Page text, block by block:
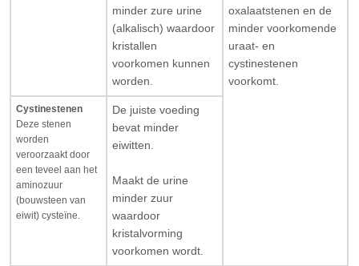
minder zure urine
(alkalisch) waardoor
kristallen
voorkomen kunnen
worden.
oxalaatstenen en de
minder voorkomende
uraat- en
cystinestenen
voorkomt.
Cystinestenen
Deze stenen
worden
veroorzaakt door
een teveel aan het
aminozuur
(bouwsteen van
eiwit) cysteïne.
De juiste voeding
bevat minder
eiwitten.
Maakt de urine
minder zuur
waardoor
kristalvorming
voorkomen wordt.